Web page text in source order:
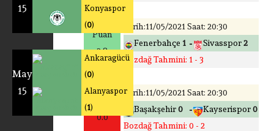
Puan
2.8
Tarih:11/05/2021 Saat: 20:30
Fenerbahçe 1 - Sivasspor2
Bozdağ Tahmini: 1 - 3
0.0
Tarih:11/05/2021 Saat: 20:30
Başakşehir0 - Kayserispor0
Bozdağ Tahmini: 0 - 2
15
Konyaspor
(0)
May
15
Ankaragücü
(0)
Alanyaspor
(1)